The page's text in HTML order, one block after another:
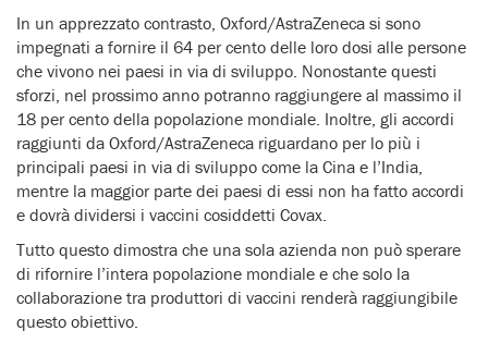
In un apprezzato contrasto, Oxford/AstraZeneca si sono
impegnati a fornire il 64 per cento delle loro dosi alle persone
che vivono nei paesi in via di sviluppo. Nonostante questi
sforzi, nel prossimo anno potranno raggiungere al massimo il
18 per cento della popolazione mondiale. Inoltre, gli accordi
raggiunti da Oxford/AstraZeneca riguardano per lo più i
principali paesi in via di sviluppo come la Cina e l’India,
mentre la maggior parte dei paesi di essi non ha fatto accordi
e dovrà dividersi i vaccini cosiddetti Covax.
Tutto questo dimostra che una sola azienda non può sperare
di rifornire l’intera popolazione mondiale e che solo la
collaborazione tra produttori di vaccini renderà raggiungibile
questo obiettivo.